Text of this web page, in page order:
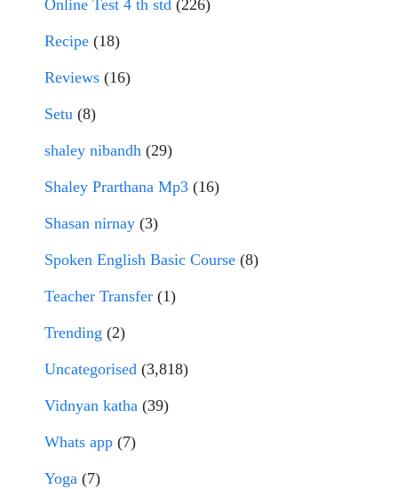
Online Test 4 th std (226)
Recipe (18)
Reviews (16)
Setu (8)
shaley nibandh (29)
Shaley Prarthana Mp3 (16)
Shasan nirnay (3)
Spoken English Basic Course (8)
Teacher Transfer (1)
Trending (2)
Uncategorised (3,818)
Vidnyan katha (39)
Whats app (7)
Yoga (7)